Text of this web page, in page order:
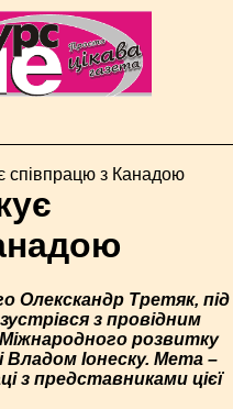
Олекскандр Третяк, під
з провідним
розвитку
Владом Іонеску. Мета –
з представниками цієї